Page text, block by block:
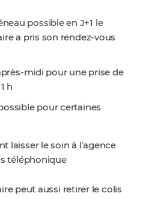
possible en J+1 le
a pris son rendez-vous
midi pour une prise de
h
pour certaines
laisser le soin à lʼagence
téléphonique
peut aussi retirer le colis